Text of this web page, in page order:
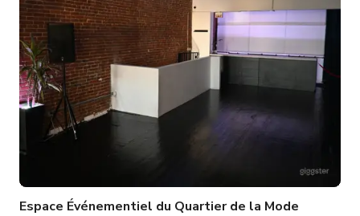
Espace Événementiel du Quartier de la Mode